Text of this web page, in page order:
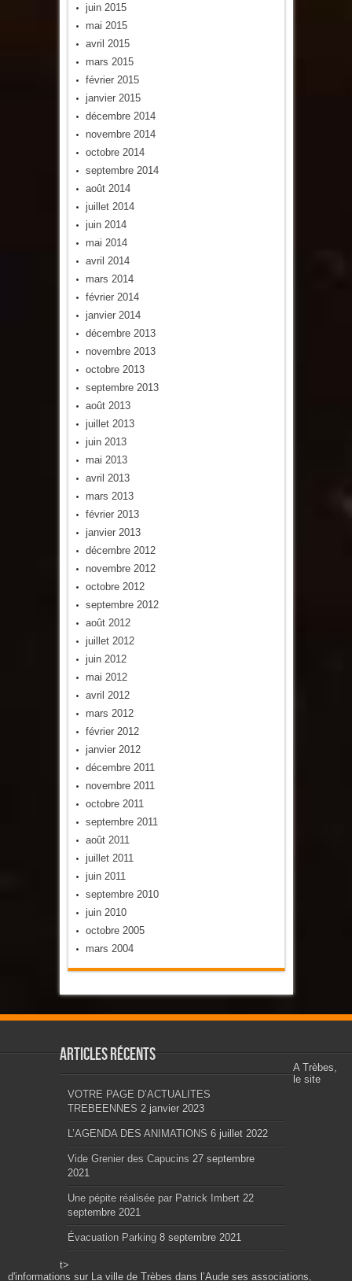
juin 2015
mai 2015
avril 2015
mars 2015
février 2015
janvier 2015
décembre 2014
novembre 2014
octobre 2014
septembre 2014
août 2014
juillet 2014
juin 2014
mai 2014
avril 2014
mars 2014
février 2014
janvier 2014
décembre 2013
novembre 2013
octobre 2013
septembre 2013
août 2013
juillet 2013
juin 2013
mai 2013
avril 2013
mars 2013
février 2013
janvier 2013
décembre 2012
novembre 2012
octobre 2012
septembre 2012
août 2012
juillet 2012
juin 2012
mai 2012
avril 2012
mars 2012
février 2012
janvier 2012
décembre 2011
novembre 2011
octobre 2011
septembre 2011
août 2011
juillet 2011
juin 2011
septembre 2010
juin 2010
octobre 2005
mars 2004
Articles récents
VOTRE PAGE D’ACTUALITES
TREBEENNES 2 janvier 2023
L’AGENDA DES ANIMATIONS 6 juillet 2022
Vide Grenier des Capucins 27 septembre
2021
Une pépite réalisée par Patrick Imbert 22
septembre 2021
Évacuation Parking 8 septembre 2021
t>
A Trèbes,
le site
d'informations sur La ville de Trèbes dans l’Aude ses associations,